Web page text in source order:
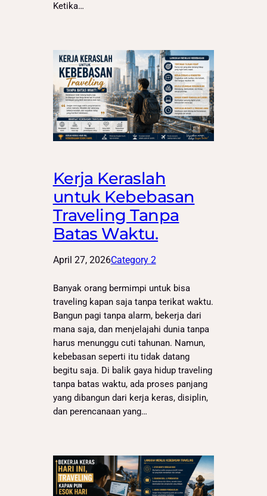
Ketika…
Kerja Keraslah
untuk Kebebasan
Traveling Tanpa
Batas Waktu.
April 27, 2026Category 2
Banyak orang bermimpi untuk bisa
traveling kapan saja tanpa terikat waktu.
Bangun pagi tanpa alarm, bekerja dari
mana saja, dan menjelajahi dunia tanpa
harus menunggu cuti tahunan. Namun,
kebebasan seperti itu tidak datang
begitu saja. Di balik gaya hidup traveling
tanpa batas waktu, ada proses panjang
yang dibangun dari kerja keras, disiplin,
dan perencanaan yang…